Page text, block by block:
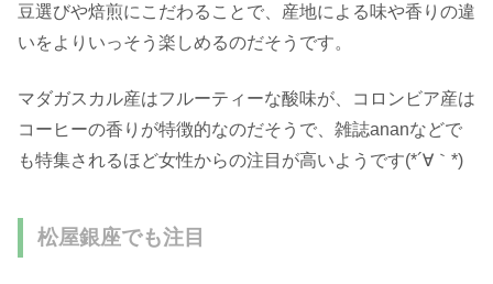
豆選びや焙煎にこだわることで、産地による味や香りの違
いをよりいっそう楽しめるのだそうです。
マダガスカル産はフルーティーな酸味が、コロンビア産は
コーヒーの香りが特徴的なのだそうで、雑誌ananなどで
も特集されるほど女性からの注目が高いようです(*´∀｀*)
松屋銀座でも注目